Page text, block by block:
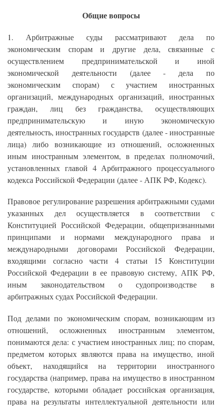
Общие вопросы
1. Арбитражные суды рассматривают дела по
экономическим спорам и другие дела, связанные с
осуществлением предпринимательской и иной
экономической деятельности (далее - дела по
экономическим спорам) с участием иностранных
организаций, международных организаций, иностранных
граждан, лиц без гражданства, осуществляющих
предпринимательскую и иную экономическую
деятельность, иностранных государств (далее - иностранные
лица) либо возникающие из отношений, осложненных
иным иностранным элементом, в пределах полномочий,
установленных главой 4 Арбитражного процессуального
кодекса Российской Федерации (далее - АПК РФ, Кодекс).
Правовое регулирование разрешения арбитражными судами
указанных дел осуществляется в соответствии с
Конституцией Российской Федерации, общепризнанными
принципами и нормами международного права и
международными договорами Российской Федерации,
входящими согласно части 4 статьи 15 Конституции
Российской Федерации в ее правовую систему, АПК РФ,
иным законодательством о судопроизводстве в
арбитражных судах Российской Федерации.
Под делами по экономическим спорам, возникающим из
отношений, осложненных иностранным элементом,
понимаются дела: с участием иностранных лиц; по спорам,
предметом которых являются права на имущество, иной
объект, находящийся на территории иностранного
государства (например, права на имущество в иностранном
государстве, которыми обладает российская организация,
права на результаты интеллектуальной деятельности или